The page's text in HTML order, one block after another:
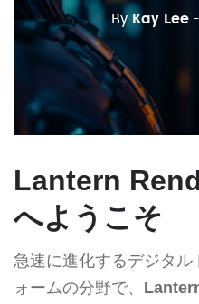
By Kay Lee
Lantern
へようこそ
急速に進化するデジタ
ォームの分野で、